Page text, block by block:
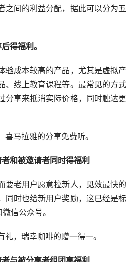
之间的利益分配，据此可以分为五
得福利。
验成本较高的产品，尤其是虚拟产
、线上教育课程等。最常见的方式
分享来抵消实际价格，同时触达更
喜马拉雅的分享免费听。
者和被邀请者同时得福利
要老用户愿意拉新人，见效最快的
同时也给新用户奖励，这已经是标
微信公众号。
， 瑞幸咖啡的赠一得一。